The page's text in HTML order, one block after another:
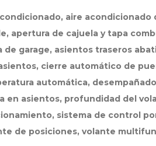
aire acondicionado
apertura de cajuela y tapa
de garage, asientos traseros
cierre automático de
automática,
en asientos, profundidad del
sistema de control
de posiciones, volante